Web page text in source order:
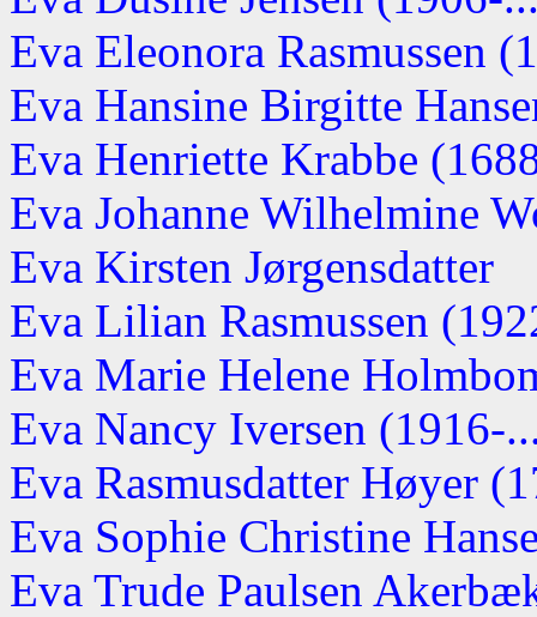
Eva Eleonora Rasmussen
Eva Hansine Birgitte
Eva Henriette Krabbe
Eva Johanne Wilhelmine
Eva Kirsten Jørgensdatter
Eva Lilian Rasmussen
Eva Marie Helene
Eva Nancy Iversen (1916-
Eva Rasmusdatter Høyer
Eva Sophie Christine
Eva Trude Paulsen